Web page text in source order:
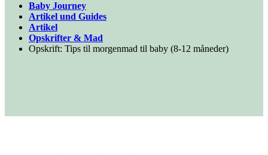
Baby Journey
Artikel und Guides
Artikel
Opskrifter & Mad
Opskrift: Tips til morgenmad til baby (8-12 måneder)